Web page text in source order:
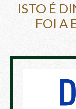
ISTO É
FOI A